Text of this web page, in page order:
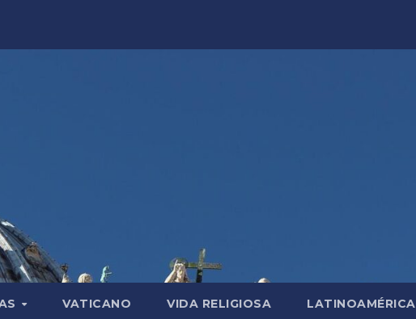
VATICANO VIDA RELIGIOSA LATINOAMÉRICA